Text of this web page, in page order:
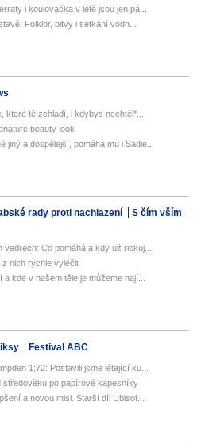
i koulovačka v létě jsou jen pá...
Folklor, bitvy i setkání vodn...
které tě zchladí, i kdybys nechtěl*...
beauty look
jiný a dospělejší, pomáhá mu i Sadie...
rady proti nachlazení
S čím vším
Co pomáhá a kdy už riskuj...
z nich rychle vyléčit
kde v našem těle je můžeme nají...
Festival ABC
1:72: Postavili jsme létající ku...
středověku po papírové kapesníky
a novou misi. Starší díl Ubisof...